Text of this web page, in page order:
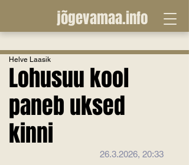
jõgevamaa.info
Lohusuu kool
paneb uksed
kinni
Helve Laasik
26.3.2026, 20:33